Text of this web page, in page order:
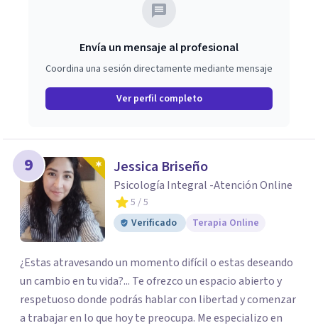
Envía un mensaje al profesional
Coordina una sesión directamente mediante mensaje
Ver perfil completo
9 Jessica Briseño
Psicología Integral -Atención Online
5 / 5
Verificado
Terapia Online
¿Estas atravesando un momento difícil o estas deseando
un cambio en tu vida?... Te ofrezco un espacio abierto y
respetuoso donde podrás hablar con libertad y comenzar
a trabajar en lo que hoy te preocupa. Me especializo en